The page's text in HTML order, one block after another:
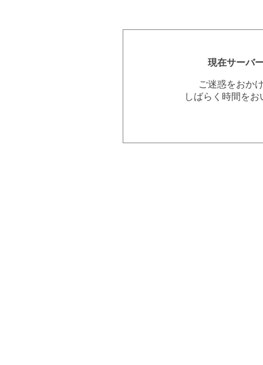
現在サーバ
ご迷惑をおか
しばらく時間を